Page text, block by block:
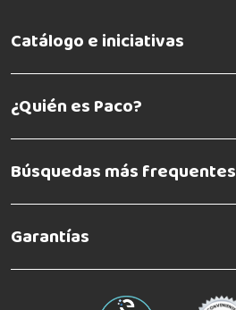
Catálogo e iniciativas
¿Quién es Paco?
Búsquedas más frequentes
Garantías